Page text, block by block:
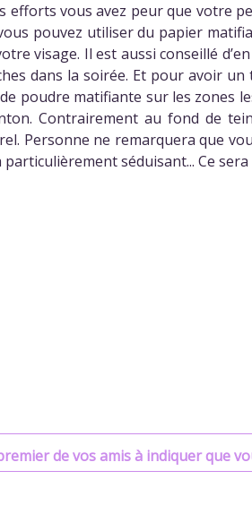
efforts vous avez peur que votre
pouvez utiliser du papier
visage. Il est aussi conseillé
dans la soirée. Et pour avoir
poudre matifiante sur les zones
Contrairement au fond de
Personne ne remarquera que
séduisant... Ce
de vos amis à indiquer que